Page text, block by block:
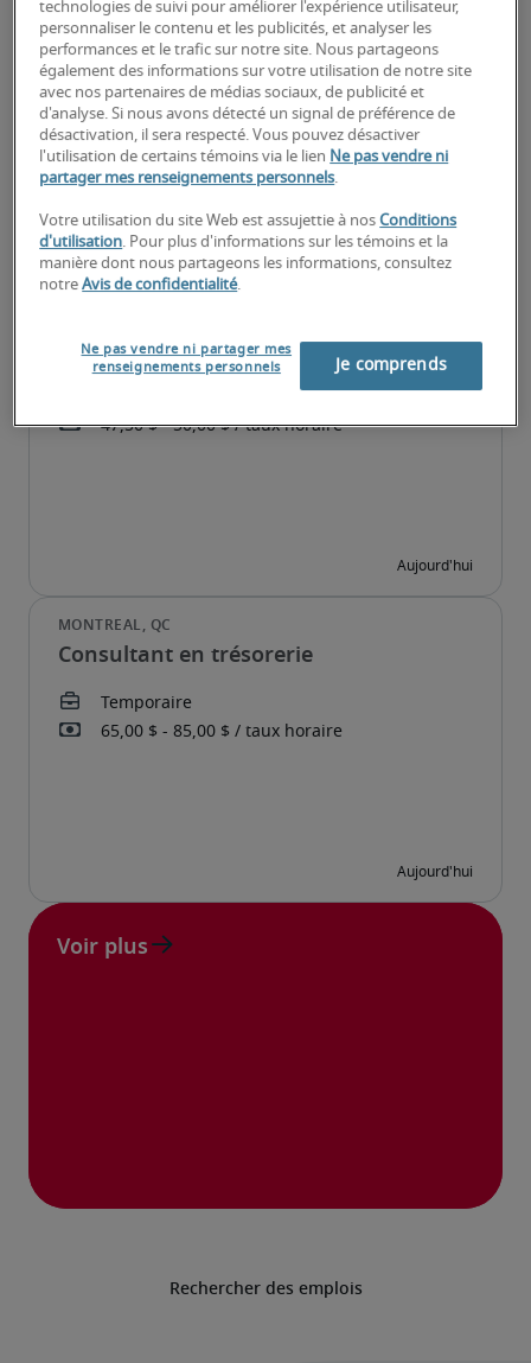
Rechercher des emplois
Property Mgmt Associate
Contract Payroll Manager
Consultant en trésorerie
Voir plus
technologies de suivi pour améliorer l'expérience utilisateur,
personnaliser le contenu et les publicités, et analyser les
performances et le trafic sur notre site. Nous partageons
également des informations sur votre utilisation de notre site
avec nos partenaires de médias sociaux, de publicité et
d'analyse. Si nous avons détecté un signal de préférence de
désactivation, il sera respecté. Vous pouvez désactiver
l'utilisation de certains témoins via le lien Ne pas vendre ni
partager mes renseignements personnels.
Votre utilisation du site Web est assujettie à nosConditions
d'utilisation. Pour plus d'informations sur les témoins et la
manière dont nous partageons les informations, consultez
notreAvis de confidentialité.
Ne pas vendre ni partager mes
renseignements personnels
Je comprends